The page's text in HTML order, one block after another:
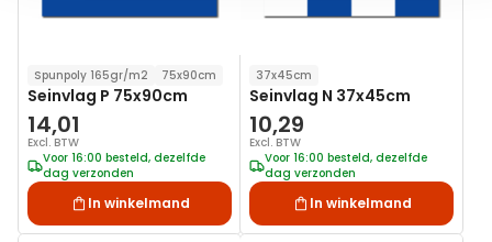
Spunpoly 165gr/m2 75x90cm
Seinvlag P 75x90cm
14,01
Excl. BTW
Voor 16:00 besteld, dezelfde
dag verzonden
In winkelmand
37x45cm
Seinvlag N 37x45cm
10,29
Excl. BTW
Voor 16:00 besteld, dezelfde
dag verzonden
In winkelmand